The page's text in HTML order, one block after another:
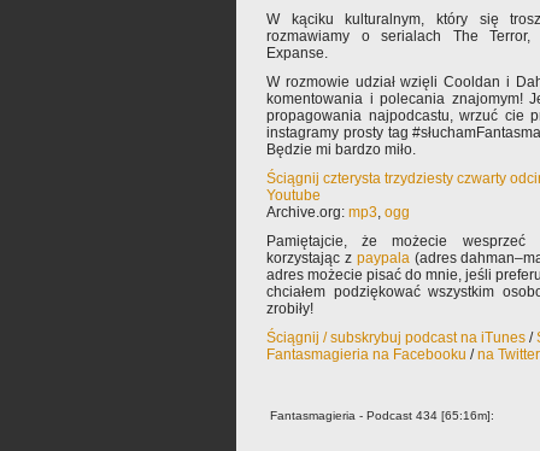
W kąciku kulturalnym, który się
rozmawiamy o serialach The
Expanse.
W rozmowie udział wzięli Cooldan i
komentowania i polecania znajomym!
propagowania najpodcastu, wrzuć cie
instagramy prosty tag
Będzie mi bardzo miło.
Ściągnij czterysta trzydziesty czwarty
Youtube
Archive.org: mp3, ogg
Pamiętajcie, że możecie wesprzeć
korzystając z paypala(adres
adres możecie pisać do mnie, jeśli
chciałem podziękować wszystkim
zrobiły!
Ściągnij / subskrybuj podcast na iTunes /
Fantasmagieria na Facebooku /na
Fantasmagieria - Podcast 434 [65:16m]: